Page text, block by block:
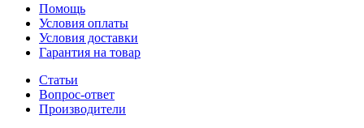
Помощь
Условия оплаты
Условия доставки
Гарантия на товар
Статьи
Вопрос-ответ
Производители